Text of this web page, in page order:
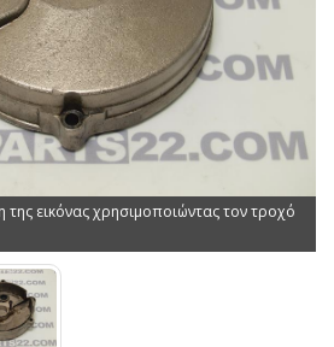
της εικόνας χρησιμοποιώντας τον τροχό